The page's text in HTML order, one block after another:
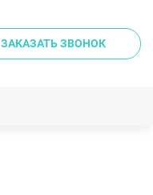
ЗАКАЗАТЬ ЗВОНОК